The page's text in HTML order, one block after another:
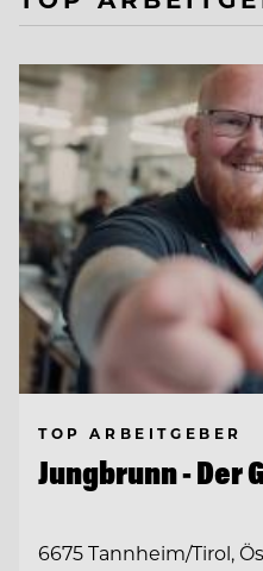
TOP ARBEITGEBER
Jungbrunn - Der
6675 Tannheim/Tirol,